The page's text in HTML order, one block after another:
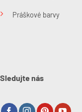
Práškové barvy
Sledujte nás